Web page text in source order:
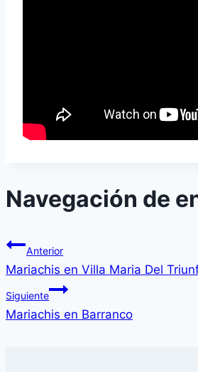
Navegación de
Anterior
Mariachis en Villa Maria Del
Siguiente
Mariachis en Barranco